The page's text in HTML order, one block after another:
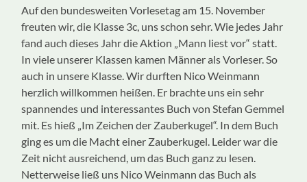
Auf den bundesweiten Vorlesetag am 15. November
freuten wir, die Klasse 3c, uns schon sehr. Wie jedes Jahr
fand auch dieses Jahr die Aktion „Mann liest vor“ statt.
In viele unserer Klassen kamen Männer als Vorleser. So
auch in unsere Klasse. Wir durften Nico Weinmann
herzlich willkommen heißen. Er brachte uns ein sehr
spannendes und interessantes Buch von Stefan Gemmel
mit. Es hieß „Im Zeichen der Zauberkugel“. In dem Buch
ging es um die Macht einer Zauberkugel. Leider war die
Zeit nicht ausreichend, um das Buch ganz zu lesen.
Netterweise ließ uns Nico Weinmann das Buch als